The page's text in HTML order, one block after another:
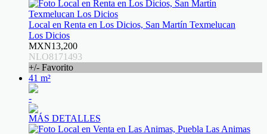
Local en Renta en Los Dicios, San Martín Texmelucan
Los Dicios
MXN13,200
NLO8171493
+/- Favorito
41 m²
-
MÁS DETALLES